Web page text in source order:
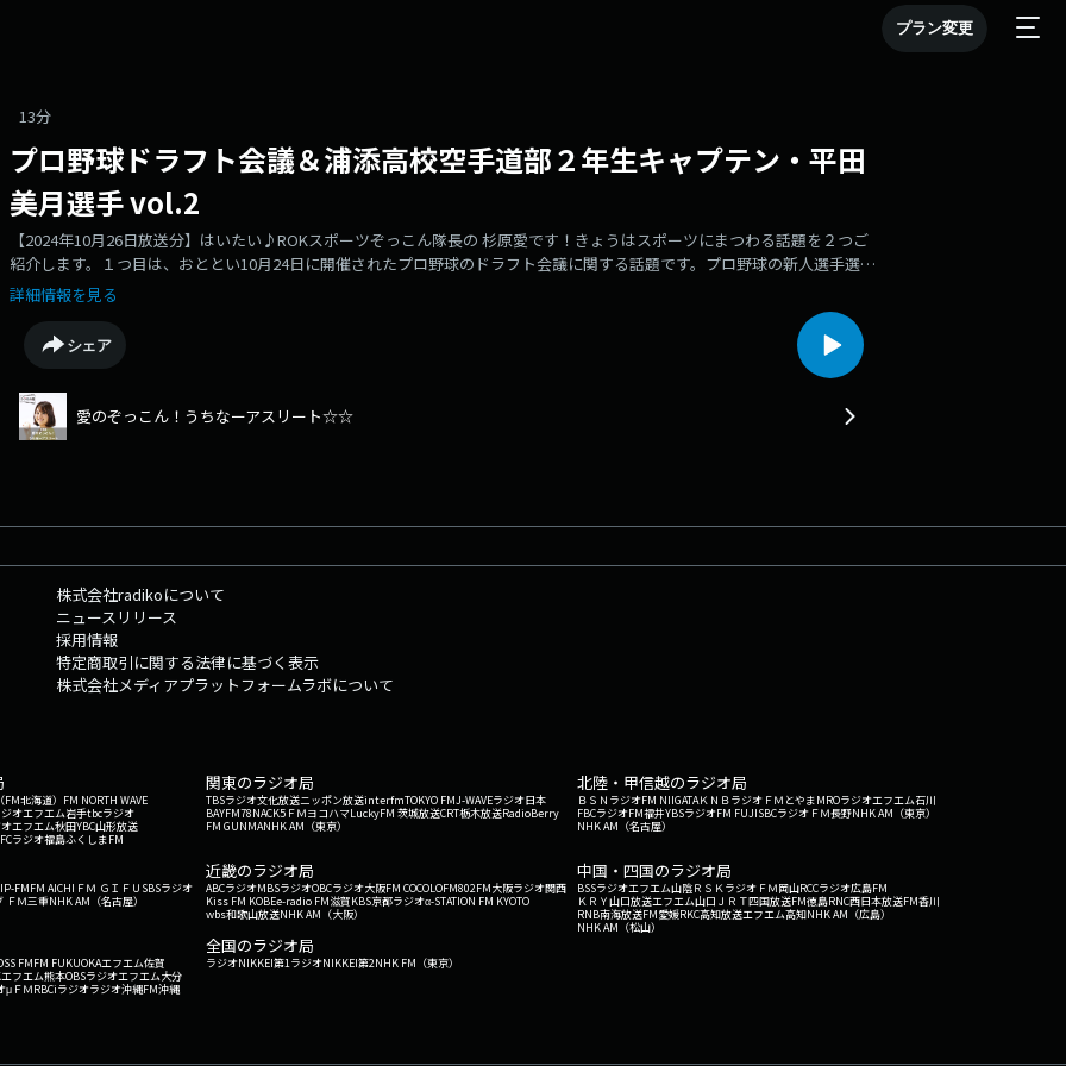
プラン変更
13分
プロ野球ドラフト会議＆浦添高校空手道部２年生キャプテン・平田
美月選手 vol.2
【2024年10月26日放送分】はいたい♪ROKスポーツぞっこん隊長の 杉原愛です！きょうはスポーツにまつわる話題を２つご
紹介します。１つ目は、おととい10月24日に開催されたプロ野球のドラフト会議に関する話題です。プロ野球の新人選手選択
会議（ドラフト会議）が24日、東京都内のホテルで開かれ、エナジックスポーツ高校の龍山暖（たつやま・はるき）選手が西
武から6位で指名を受けました。指名後の龍山選手の記者会見の模様と龍山選手の母・ゆみ子さんのインタビューをお届けし
ます。そして２つ目は先週に引き続き高校生アスリートの登場です。９月２８日に浦添高校体育館で行われた空手道の県高校
選手権大会にて、女子個人組手で頂点に立った浦添高校２年生の平田美月（ひらた・みつき）選手のインタビューの続き（後
編）をお送りします。注：著作権等の関係で、番組BGM・テーマ曲などは実際の放送のものとは異なるものを使用していま
す。
詳細情報を見る
シェア
愛のぞっこん！うちなーアスリート☆☆
株式会社radikoについて
ニュースリリース
採用情報
特定商取引に関する法律に基づく表示
株式会社メディアプラットフォームラボについて
北海道） FM NORTH WAVE
オエフエム岩手tbcラジオ
エフエム秋田YBC山形放送
ラジオ福島ふくしまFM
関東のラジオ局
TBSラジオ文化放送ニッポン放送interfmTOKYO FMJ-WAVEラジオ日本
BAYFM78NACK5 ＦＭヨコハマLuckyFM 茨城放送CRT栃木放送RadioBerry
FM GUNMANHK AM（東京）
北陸・甲信越のラジオ局
ＢＳＮラジオFM NIIGATAＫＮＢラジオ ＦＭとやまMROラジオエフエム石川
FBCラジオFM福井YBSラジオFM FUJISBCラジオ ＦＭ長野NHK AM（東京）
NHK AM（名古屋）
FMFM AICHI ＦＭ ＧＩＦＵ SBSラジオ
ＦＭ三重NHK AM（名古屋）
近畿のラジオ局
ABCラジオMBSラジオOBCラジオ大阪FM COCOLOFM802FM大阪ラジオ関西
Kiss FM KOBEe-radio FM滋賀KBS京都ラジオα-STATION FM KYOTO
wbs和歌山放送NHK AM（大阪）
中国・四国のラジオ局
BSSラジオエフエム山陰ＲＳＫラジオ ＦＭ岡山RCCラジオ広島FM
ＫＲＹ山口放送エフエム山口 ＪＲＴ四国放送FM徳島RNC西日本放送FM香川
RNB南海放送FM愛媛RKC高知放送エフエム高知NHK AM（広島）
NHK AM（松山）
FMFM FUKUOKAエフエム佐賀
フエム熊本OBSラジオエフエム大分
μＦＭRBCiラジオラジオ沖縄FM沖縄
全国のラジオ局
ラジオNIKKEI第1ラジオNIKKEI第2NHK FM（東京）